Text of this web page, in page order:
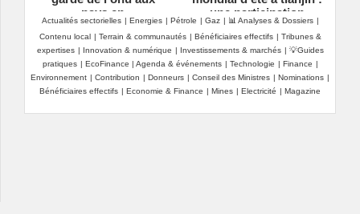
pays en
développement
une participation
scrutée avec beaucoup
d'attention
Actualités sectorielles | Energies | Pétrole | Gaz | 📊 Analyses & Dossiers |
Contenu local | Terrain & communautés | Bénéficiaires effectifs | Tribunes &
expertises | Innovation & numérique | Investissements & marchés | 💡Guides
pratiques | EcoFinance | Agenda & événements | Technologie | Finance |
Environnement | Contribution | Donneurs | Conseil des Ministres | Nominations |
Bénéficiaires effectifs | Economie & Finance | Mines | Electricité | Magazine